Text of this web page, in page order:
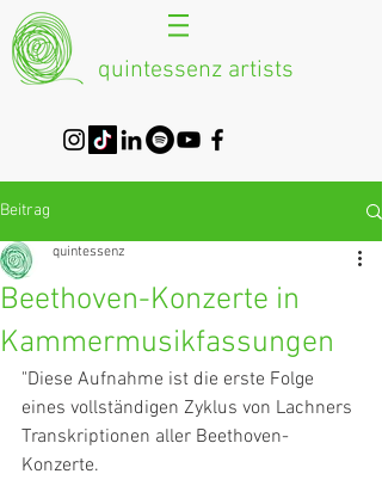
quintessenz artists
Beitrag
Beethoven-Konzerte in
Kammermusikfassungen
quintessenz
"Diese Aufnahme ist die erste Folge
eines vollständigen Zyklus von Lachners
Transkriptionen aller Beethoven-
Konzerte.